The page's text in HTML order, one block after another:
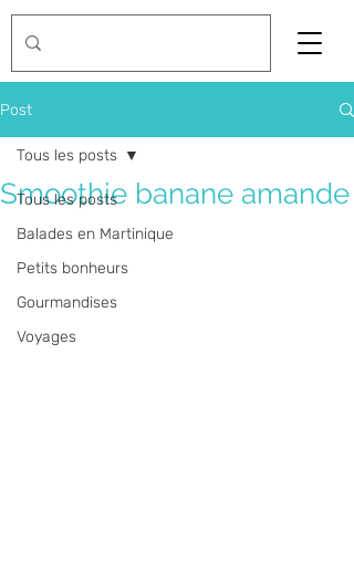
Post
Tous les posts
Balades en Martinique
Petits bonheurs
Gourmandises
Voyages
Tous les posts
Smoothie banane amande